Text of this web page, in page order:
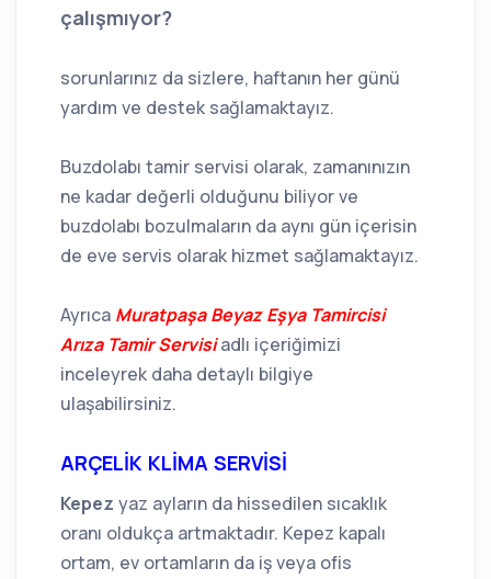
çalışmıyor?
sorunlarınız da sizlere, haftanın her günü
yardım ve destek sağlamaktayız.
Buzdolabı tamir servisi olarak, zamanınızın
ne kadar değerli olduğunu biliyor ve
buzdolabı bozulmaların da aynı gün içerisin
de eve servis olarak hizmet sağlamaktayız.
Ayrıca Muratpaşa Beyaz Eşya Tamircisi
Arıza Tamir Servisiadlı içeriğimizi
inceleyrek daha detaylı bilgiye
ulaşabilirsiniz.
ARÇELİK KLİMA SERVİSİ
Kepez yaz ayların da hissedilen sıcaklık
oranı oldukça artmaktadır. Kepez kapalı
ortam, ev ortamların da iş veya ofis